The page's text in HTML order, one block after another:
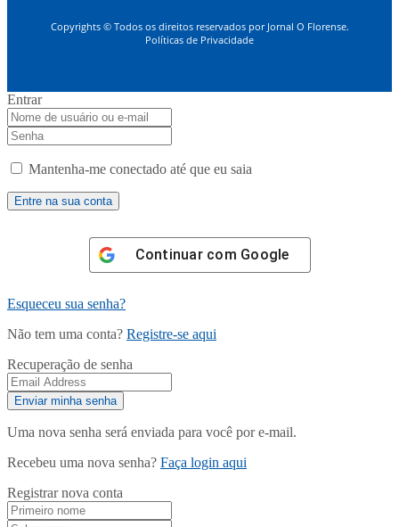
Copyrights © Todos os direitos reservados por Jornal O Florense.
Políticas de Privacidade
Entrar
Mantenha-me conectado até que eu saia
Continuar com Google
Esqueceu sua senha?
Não tem uma conta? Registre-se aqui
Recuperação de senha
Uma nova senha será enviada para você por e-mail.
Recebeu uma nova senha? Faça login aqui
Registrar nova conta